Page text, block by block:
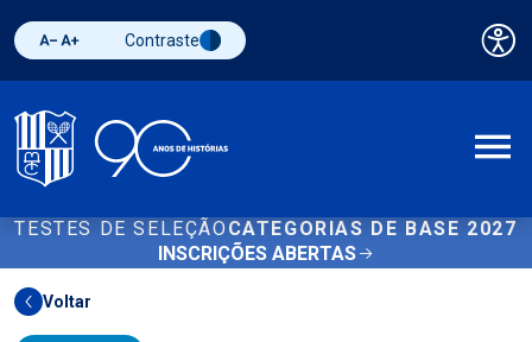
Diminuir fonte
Aumentar fonteAlternar contraste
Contraste
TESTES DE SELEÇÃO CATEGORIAS DE BASE 2027
INSCRIÇÕES ABERTAS
Voltar